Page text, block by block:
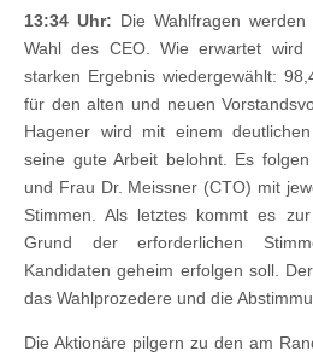
13:34 Uhr: Die Wahlfragen
Wahl des CEO. Wie erwartet wird
starken Ergebnis wiedergewählt:
für den alten und neuen
Hagener wird mit einem
seine gute Arbeit belohnt. Es
und Frau Dr. Meissner (CTO) mit
Stimmen. Als letztes kommt es
Grund der erforderlichen
Kandidaten geheim erfolgen soll.
das Wahlprozedere und die
Die Aktionäre pilgern zu den am